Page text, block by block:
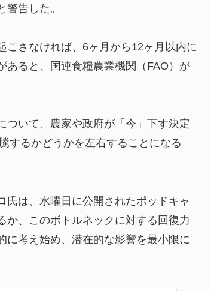
ｗｗｗｗｗｗｗｗｗｗｗｗｗｗｗ
あった模様…」→「メダル剥奪なのでは…？
（通算5回目・最多優勝国）」→「韓国は8強
ね」「韓国は監督の問題が大きい」「日本
る」
何故なのか」
なる…」
課税で補おうとする」
くれているぞ！アメリカの良さを再発見で
告した。
こさなければ、6ヶ月から12ヶ月以内に
あると、国連食糧農業機関（FAO）が
ついて、農家や政府が「今」下す決定
するかどうかを左右することになる
氏は、水曜日に公開されたポッドキャ
か、このボトルネックに対する回復力
に考え始め、潜在的な影響を最小限に